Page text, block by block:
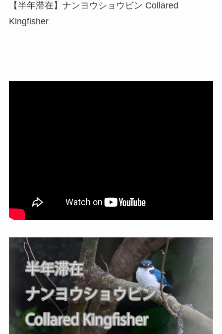
【半年滞在】ナンヨウショウビン Collared
Kingfisher